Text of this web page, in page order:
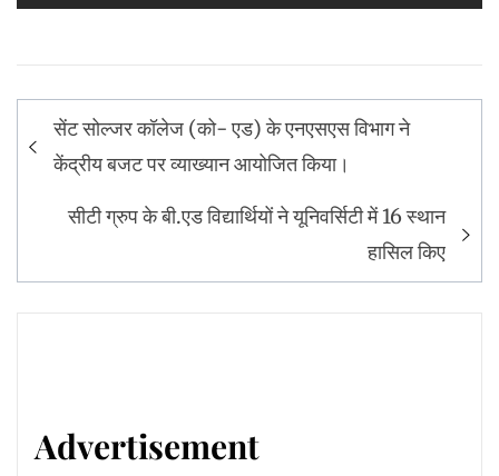
Post
navigation
सेंट सोल्जर कॉलेज (को- एड) के एनएसएस विभाग ने
केंद्रीय बजट पर व्याख्यान आयोजित किया।
सीटी ग्रुप के बी.एड विद्यार्थियों ने यूनिवर्सिटी में 16 स्थान
हासिल किए
Advertisement